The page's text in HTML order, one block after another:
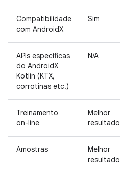
Compatibilidade
com AndroidX
Sim
APIs específicas
do AndroidX
Kotlin (KTX,
corrotinas etc.)
N/A
Treinamento
on-line
Melhor
resultado
Amostras
Melhor
resultado